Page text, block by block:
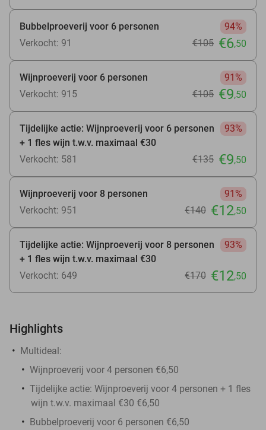
Bubbelproeverij voor 6 personen
94%
Verkocht: 91
€105 €6,50
Wijnproeverij voor 6 personen
91%
Verkocht: 915
€105 €9,50
Tijdelijke actie: Wijnproeverij voor 6 personen
+ 1 fles wijn t.w.v. maximaal €30
93%
Verkocht: 581 €135 €9,50
Wijnproeverij voor 8 personen
91%
Verkocht: 951
€140 €12,50
Tijdelijke actie: Wijnproeverij voor 8 personen
+ 1 fles wijn t.w.v. maximaal €30
93%
Verkocht: 649 €170 €12,50
Highlights
Multideal:
Wijnproeverij voor 4 personen €6,50
Tijdelijke actie: Wijnproeverij voor 4 personen + 1 fles
wijn t.w.v. maximaal €30 €6,50
Bubbelproeverij voor 6 personen €6,50